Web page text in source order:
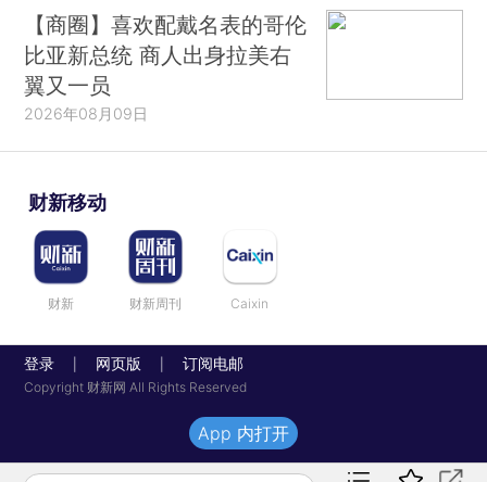
【商圈】喜欢配戴名表的哥伦
比亚新总统 商人出身拉美右
翼又一员
2026年08月09日
财新移动
财新 财新周刊 Caixin
登录 网页版 订阅电邮
Copyright 财新网 All Rights Reserved
App 内打开